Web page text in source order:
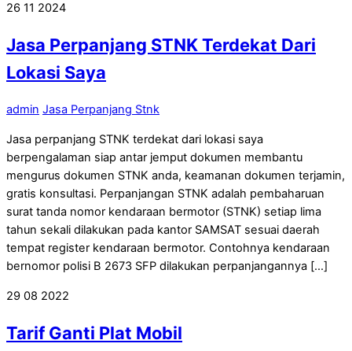
26 11 2024
Jasa Perpanjang STNK Terdekat Dari
Lokasi Saya
admin Jasa Perpanjang Stnk
Jasa perpanjang STNK terdekat dari lokasi saya
berpengalaman siap antar jemput dokumen membantu
mengurus dokumen STNK anda, keamanan dokumen terjamin,
gratis konsultasi. Perpanjangan STNK adalah pembaharuan
surat tanda nomor kendaraan bermotor (STNK) setiap lima
tahun sekali dilakukan pada kantor SAMSAT sesuai daerah
tempat register kendaraan bermotor. Contohnya kendaraan
bernomor polisi B 2673 SFP dilakukan perpanjangannya […]
29 08 2022
Tarif Ganti Plat Mobil